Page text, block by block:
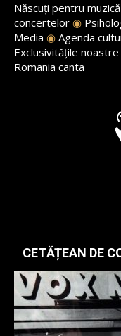
Născuți pentru muzică
concertelor ◉
Media ◉ Agenda
Exclusivitățile noastre
Romania canta
CETĂȚEAN DE